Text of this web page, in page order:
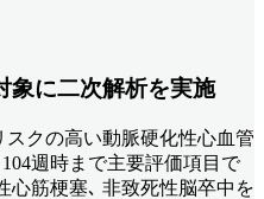
象に二次解析を実施
クの高い動脈硬化性心血管
週時まで主要評価項目で
心筋梗塞､ 非致死性脳卒中を